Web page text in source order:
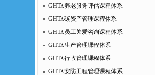
GHTA养老服务评估课程体系
GHTA碳资产管理课程体系
GHTA员工关爱咨询课程体系
GHTA生产管理课程体系
GHTA行政管理课程体系
GHTA安防工程管理课程体系